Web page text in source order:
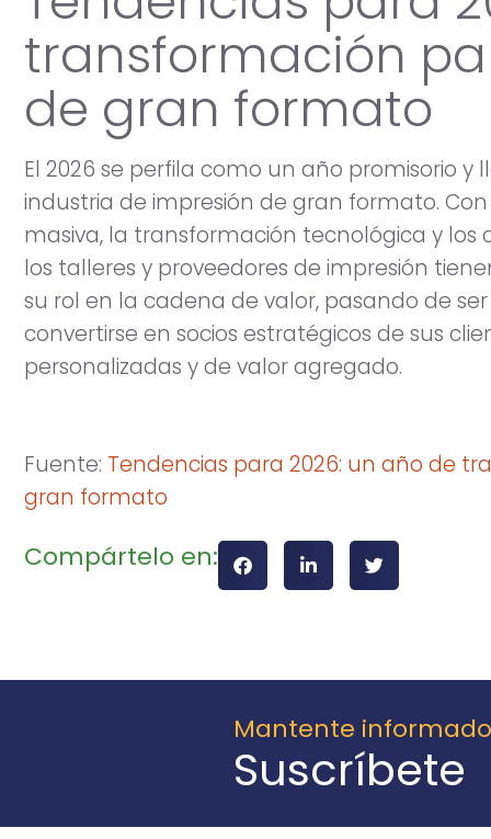
transformación
de gran formato
El 2026 se perfila como un año promisorio
industria de impresión de gran formato.
masiva, la transformación tecnológica y los
los talleres y proveedores de impresión
su rol en la cadena de valor, pasando de
convertirse en socios estratégicos de sus
personalizadas y de valor agregado.
Fuente: Tendencias para 2026: un año de
gran formato
Compártelo en:
Mantente informado
Suscríbete